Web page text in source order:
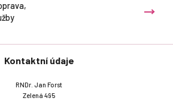
Kontaktní údaje
RNDr. Jan Forst
Zelená 495